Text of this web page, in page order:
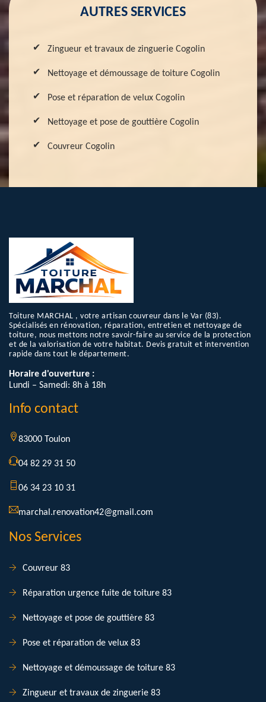
AUTRES SERVICES
Zingueur et travaux de zinguerie Cogolin
Nettoyage et démoussage de toiture Cogolin
Pose et réparation de velux Cogolin
Nettoyage et pose de gouttière Cogolin
Couvreur Cogolin
Toiture MARCHAL , votre artisan couvreur dans le Var (83).
Spécialisés en rénovation, réparation, entretien et nettoyage de
toiture, nous mettons notre savoir-faire au service de la protection
et de la valorisation de votre habitat. Devis gratuit et intervention
rapide dans tout le département.
Horaire d'ouverture :
Lundi – Samedi: 8h à 18h
Info contact
83000 Toulon
04 82 29 31 50
06 34 23 10 31
marchal.renovation42@gmail.com
Nos Services
Couvreur 83
Réparation urgence fuite de toiture 83
Nettoyage et pose de gouttière 83
Pose et réparation de velux 83
Nettoyage et démoussage de toiture 83
Zingueur et travaux de zinguerie 83